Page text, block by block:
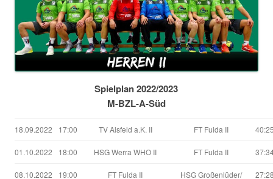
Spielplan 2022/2023
M-BZL-A-Süd
18.09.2022 17:00 TV Alsfeld a.K. II FT Fulda II
01.10.2022 18:00 HSG Werra WHO II FT Fulda II
08.10.2022 19:00 FT Fulda II
HSG Großenlüder/